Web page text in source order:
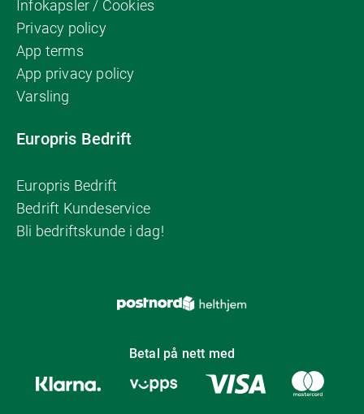
Infokapsler / Cookies
Privacy policy
App terms
App privacy policy
Varsling
Europris Bedrift
Europris Bedrift
Bedrift Kundeservice
Bli bedriftskunde i dag!
Betal på nett med